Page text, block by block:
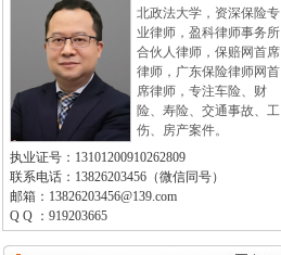
北政法大学，资深保险专
业律师，盈科律师事务所
合伙人律师，保赔网首席
律师，广东保险律师网首
席律师，专注车险、财
险、寿险、交通事故、工
伤、房产案件。
执业证号：13101200910262809
联系电话：13826203456（微信同号）
邮箱：13826203456@139.com
Q Q ：919203665